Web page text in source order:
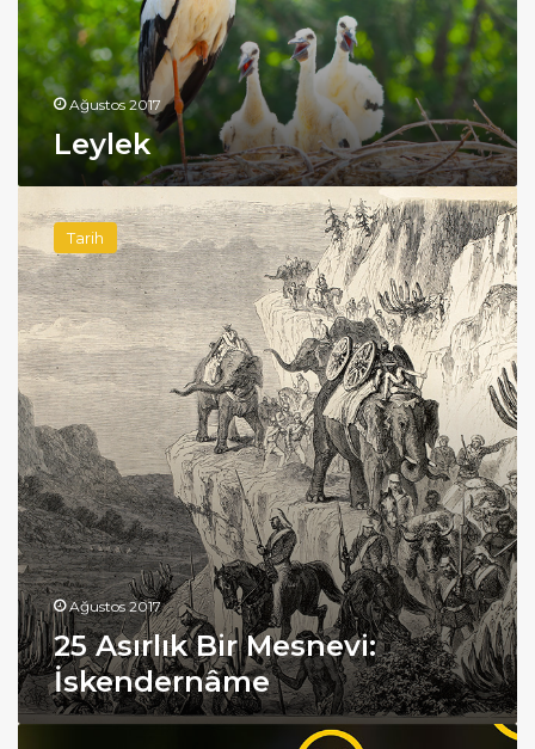
Ağustos 2017
Leylek
Asırlık
Bir
Mesnevi:
İskendernâme
Tarih
Ağustos 2017
25 Asırlık Bir Mesnevi:
İskendernâme